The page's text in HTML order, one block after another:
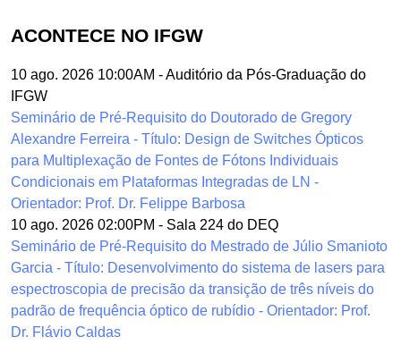
ACONTECE NO IFGW
10 ago. 2026 10:00AM -Auditório da Pós-Graduação do
IFGW
Seminário de Pré-Requisito do Doutorado de Gregory
Alexandre Ferreira - Título: Design de Switches Ópticos
para Multiplexação de Fontes de Fótons Individuais
Condicionais em Plataformas Integradas de LN -
Orientador: Prof. Dr. Felippe Barbosa
10 ago. 2026 02:00PM - Sala 224 do DEQ
Seminário de Pré-Requisito do Mestrado de Júlio Smanioto
Garcia - Título: Desenvolvimento do sistema de lasers para
espectroscopia de precisão da transição de três níveis do
padrão de frequência óptico de rubídio - Orientador: Prof.
Dr. Flávio Caldas